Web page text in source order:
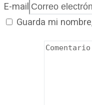
E-mail
Guarda mi